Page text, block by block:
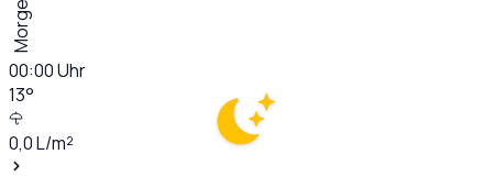
Morgen
00:00Uhr
13°
0,0L/m²